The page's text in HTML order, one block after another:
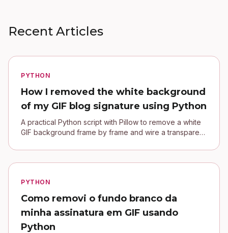
Recent Articles
PYTHON
How I removed the white background
of my GIF blog signature using Python
A practical Python script with Pillow to remove a white
GIF background frame by frame and wire a transparent
PYTHON
Como removi o fundo branco da
minha assinatura em GIF usando
Python